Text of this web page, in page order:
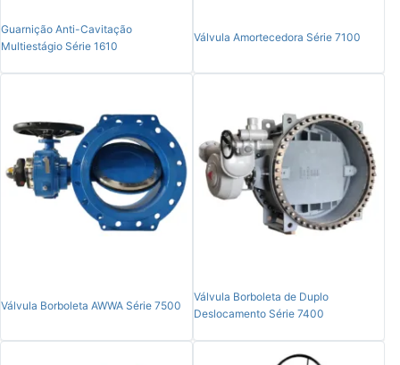
Guarnição Anti-Cavitação
Multiestágio Série 1610
Válvula Amortecedora Série 7100
Válvula Borboleta AWWA Série 7500
Válvula Borboleta de Duplo
Deslocamento Série 7400